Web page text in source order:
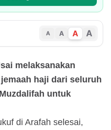
A A A A
melaksanakan
haji dari seluruh
untuk
di Arafah selesai,